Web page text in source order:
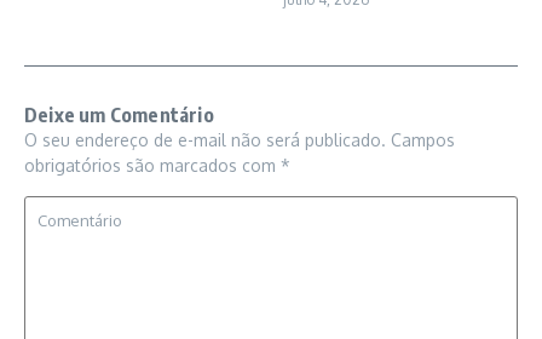
Deixe um Comentário
O seu endereço de e-mail não será publicado. Campos
obrigatórios são marcados com *